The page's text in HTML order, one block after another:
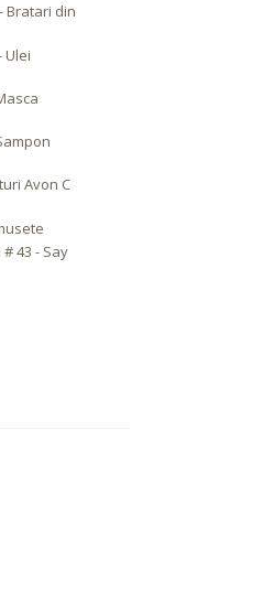
Bratari din
Ulei
Avon C
43 - Say